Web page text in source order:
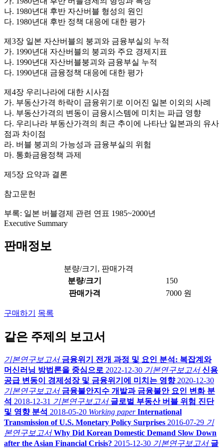
나. 1980년대 후반 자산버블 형성의 원인
다. 1980년대 후반 정책 대응에 대한 평가
제3장 일본 자산버블의 붕괴와 금융부실의 누적
가. 1990년대 자산버블의 붕괴와 주요 경제지표
나. 1990년대 자산버블붕괴와 금융부실 누적
다. 1990년대 금융정책 대응에 대한 평가
제4장 우리나라에 대한 시사점
가. 부동산가격 하락이 금융위기로 이어진 일본 이외의 사례
나. 부동산가격의 변동이 금융시스템에 미치는 파급 영향
다. 우리나라 부동산가격의 최근 추이에 나타난 일본과의 유사
점과 차이점
라. 버블 붕괴의 가능성과 금융부실의 위험
마. 통화금융정책 과제
제5장 요약과 결론
참고문헌
부록: 일본 버블경제 관련 연표 1985~2000년
Executive Summary
판매정보
분량/크기, 판매가격
분량/크기
150
판매가격
7000 원
구매하기 목록
같은 주제의 보고서
기본연구보고서 금융위기 전개 과정 및 요인 분석: 복잡계와
머신러닝 방법론을 중심으로 2022-12-30 기본연구보고서 신용
공급 변동이 경제성장 및 금융위기에 미치는 영향 2020-12-30
기본연구보고서 금융불안지수 개발과 금융불안 요인 변화 분
석 2018-12-31 기본연구보고서 글로벌 부동산 버블 위험 진단
및 영향 분석 2018-05-20 Working paper International
Transmission of U.S. Monetary Policy Surprises 2016-07-29 기
본연구보고서 Why Did Korean Domestic Demand Slow Down
after the Asian Financial Crisis? 2015-12-30 기본연구보고서 글